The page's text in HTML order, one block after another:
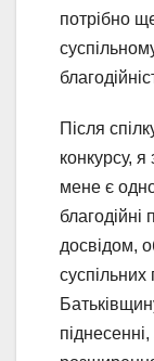
потрібно
Після
конкурсу,
мене є
благодійні
досвідом,